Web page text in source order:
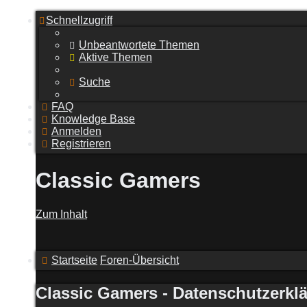
Schnellzugriff
Unbeantwortete Themen
Aktive Themen
Suche
FAQ
Knowledge Base
Anmelden
Registrieren
Classic Gamers
Zum Inhalt
Startseite Foren-Übersicht
Classic Gamers -